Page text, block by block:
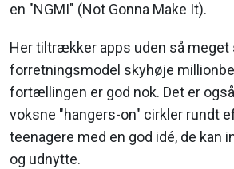
en "NGMI" (Not Gonna Make It).
Her tiltrækker apps uden så meget
forretningsmodel skyhøje
fortællingen er god nok. Det er
voksne "hangers-on" cirkler rundt
teenagere med en god idé, de kan
og udnytte.